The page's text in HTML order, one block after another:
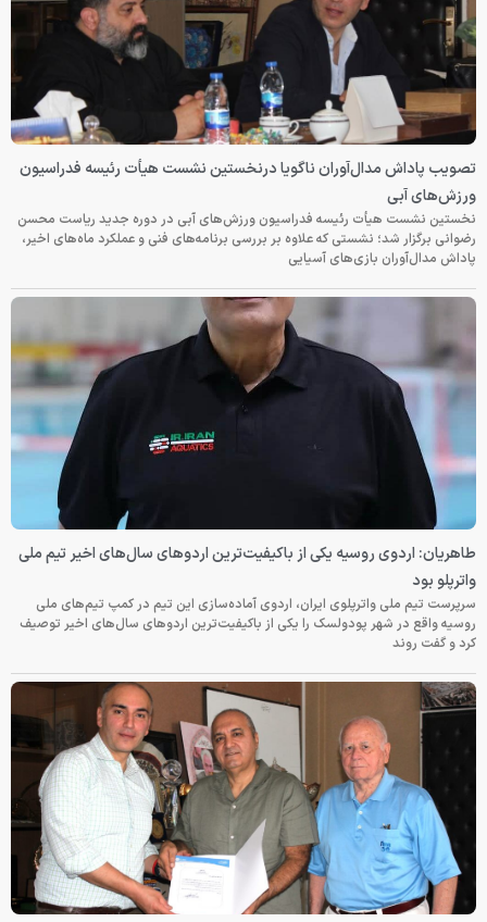
تصویب پاداش مدال‌آوران ناگویا درنخستین نشست هیأت رئیسه فدراسیون
ورزش‌های آبی
نخستین نشست هیأت رئیسه فدراسیون ورزش‌های آبی در دوره جدید ریاست محسن
رضوانی برگزار شد؛ نشستی که علاوه بر بررسی برنامه‌های فنی و عملکرد ماه‌های اخیر،
پاداش مدال‌آوران بازی‌های آسیایی
طاهریان: اردوی روسیه یکی از باکیفیت‌ترین اردوهای سال‌های اخیر تیم ملی
واترپلو بود
سرپرست تیم ملی واترپلوی ایران، اردوی آماده‌سازی این تیم در کمپ تیم‌های ملی
روسیه واقع در شهر پودولسک را یکی از باکیفیت‌ترین اردوهای سال‌های اخیر توصیف
کرد و گفت روند